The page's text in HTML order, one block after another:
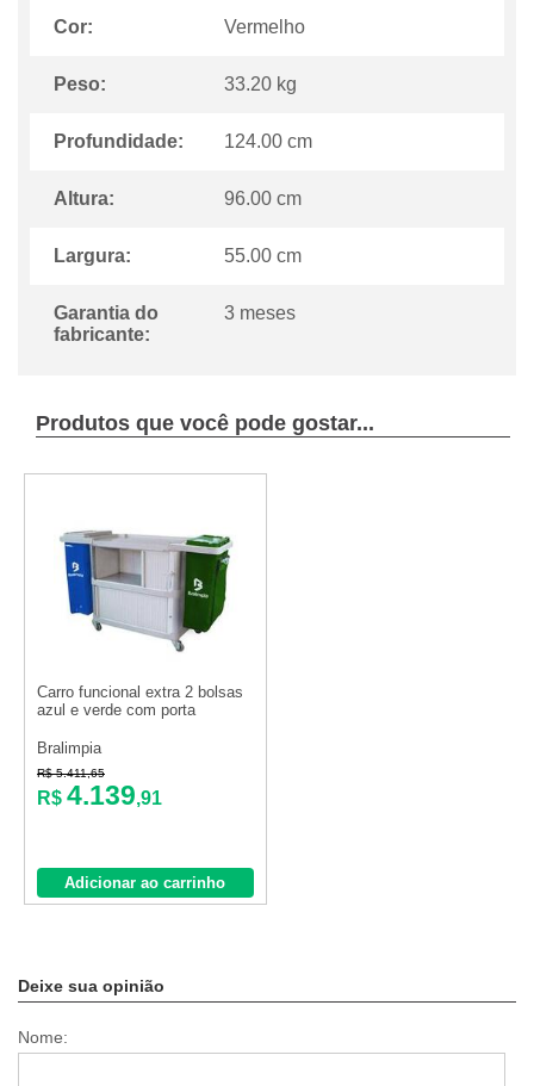
Cor: Vermelho
Peso: 33.20 kg
Profundidade: 124.00 cm
Altura: 96.00 cm
Largura: 55.00 cm
Garantia do
fabricante:
3 meses
Produtos que você pode gostar...
Carro funcional extra 2 bolsas
azul e verde com porta
Bralimpia
R$ 5.411,65
R$ 4.139,91
Adicionar ao carrinho
Deixe sua opinião
Nome: